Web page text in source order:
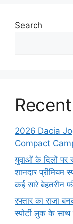
Search
2026 Dacia
Compact
युवाओं के दिलों
शानदार
कई सारे बेहतरीन
रफ्तार का राजा
स्पोर्टी लुक के